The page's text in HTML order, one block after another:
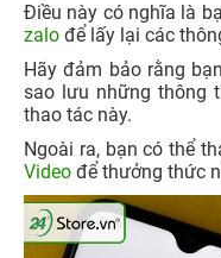
Điều này có nghĩa là
zalo để lấy lại các
Hãy đảm bảo rằng
sao lưu những thông
thao tác này.
Ngoài ra, bạn có thể
Video để thưởng thức